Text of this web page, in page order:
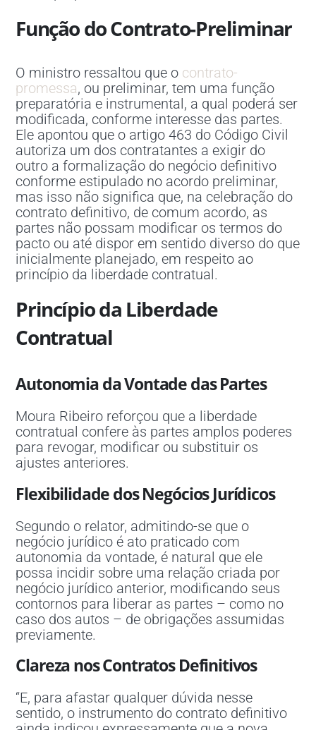
Função do Contrato-Preliminar
O ministro ressaltou que o contrato-
promessa, ou preliminar, tem uma função
preparatória e instrumental, a qual poderá ser
modificada, conforme interesse das partes.
Ele apontou que o artigo 463 do Código Civil
autoriza um dos contratantes a exigir do
outro a formalização do negócio definitivo
conforme estipulado no acordo preliminar,
mas isso não significa que, na celebração do
contrato definitivo, de comum acordo, as
partes não possam modificar os termos do
pacto ou até dispor em sentido diverso do que
inicialmente planejado, em respeito ao
princípio da liberdade contratual.
Princípio da Liberdade
Contratual
Autonomia da Vontade das Partes
Moura Ribeiro reforçou que a liberdade
contratual confere às partes amplos poderes
para revogar, modificar ou substituir os
ajustes anteriores.
Flexibilidade dos Negócios Jurídicos
Segundo o relator, admitindo-se que o
negócio jurídico é ato praticado com
autonomia da vontade, é natural que ele
possa incidir sobre uma relação criada por
negócio jurídico anterior, modificando seus
contornos para liberar as partes – como no
caso dos autos – de obrigações assumidas
previamente.
Clareza nos Contratos Definitivos
“E, para afastar qualquer dúvida nesse
sentido, o instrumento do contrato definitivo